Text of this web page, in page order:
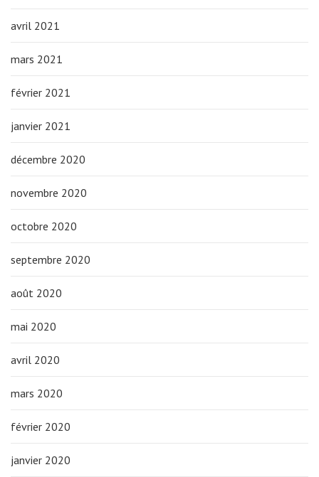
avril 2021
mars 2021
février 2021
janvier 2021
décembre 2020
novembre 2020
octobre 2020
septembre 2020
août 2020
mai 2020
avril 2020
mars 2020
février 2020
janvier 2020